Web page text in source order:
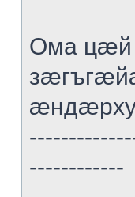
Ома цæй
------------